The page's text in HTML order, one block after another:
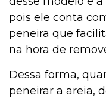
pois ele conta
peneira que
na hora de
Dessa forma,
peneirar a areia,